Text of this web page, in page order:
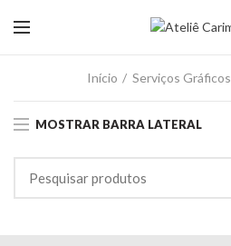
Início Serviços Gráficos
MOSTRAR BARRA LATERAL